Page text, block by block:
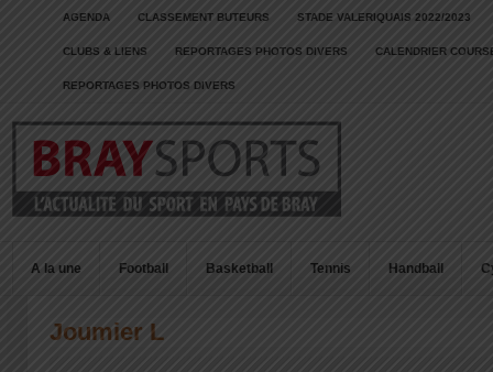
AGENDA CLASSEMENT BUTEURS STADE VALERIQUAIS 2022/2023
CLUBS & LIENS REPORTAGES PHOTOS DIVERS CALENDRIER
REPORTAGES PHOTOS DIVERS
A la une Football Basketball Tennis Handball
Joumier L